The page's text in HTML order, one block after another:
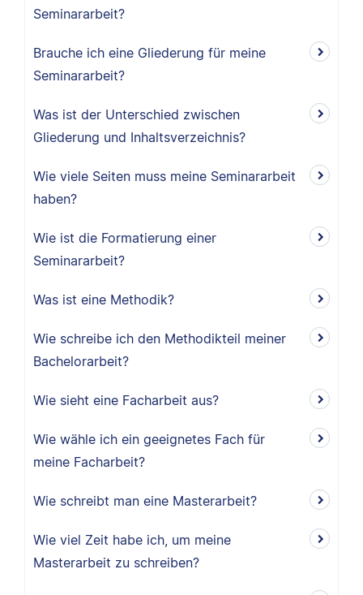
Seminararbeit?
Brauche ich eine Gliederung für meine
Seminararbeit?
Was ist der Unterschied zwischen
Gliederung und Inhaltsverzeichnis?
Wie viele Seiten muss meine Seminararbeit
haben?
Wie ist die Formatierung einer
Seminararbeit?
Was ist eine Methodik?
Wie schreibe ich den Methodikteil meiner
Bachelorarbeit?
Wie sieht eine Facharbeit aus?
Wie wähle ich ein geeignetes Fach für
meine Facharbeit?
Wie schreibt man eine Masterarbeit?
Wie viel Zeit habe ich, um meine
Masterarbeit zu schreiben?